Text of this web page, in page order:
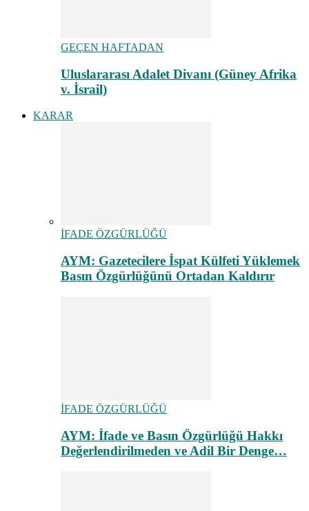
GEÇEN HAFTADAN
Uluslararası Adalet Divanı (Güney Afrika
v. İsrail)
KARAR
İFADE ÖZGÜRLÜĞÜ
AYM: Gazetecilere İspat Külfeti Yüklemek
Basın Özgürlüğünü Ortadan Kaldırır
İFADE ÖZGÜRLÜĞÜ
AYM: İfade ve Basın Özgürlüğü Hakkı
Değerlendirilmeden ve Adil Bir Denge…